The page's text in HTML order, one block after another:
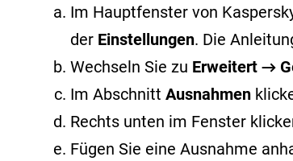
Im Hauptfenster von
der Einstellungen. Die
Wechseln Sie zu Erweitert →
Im Abschnitt Ausnahmen
Rechts unten im Fenster
Fügen Sie eine Ausnahme